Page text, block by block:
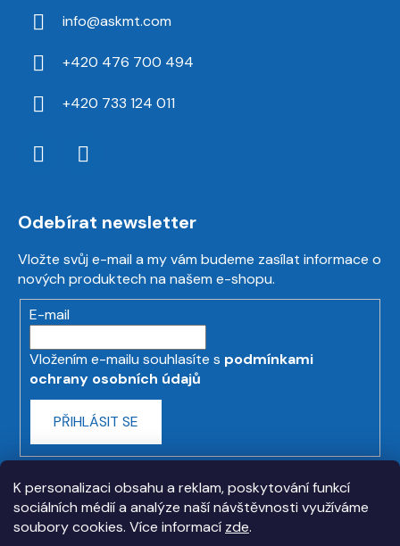
K personalizaci obsahu a reklam, poskytování funkcí
sociálních médií a analýze naší návštěvnosti využíváme
soubory cookies. Více informací zde.
info@askmt.com
+420 476 700 494
+420 733 124 011
Odebírat newsletter
Vložte svůj e-mail a my vám budeme zasílat informace o
nových produktech na našem e-shopu.
E-mail
Vložením e-mailu souhlasíte s podmínkami
ochrany osobních údajů
PŘIHLÁSIT SE